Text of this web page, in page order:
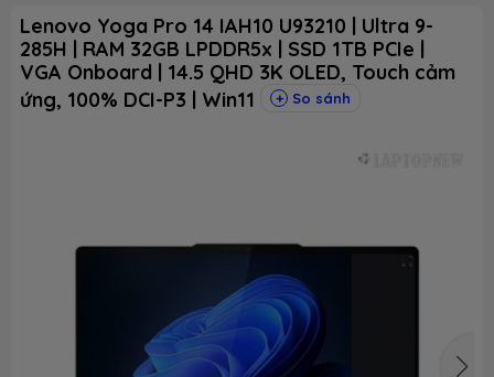
Lenovo Yoga Pro 14 IAH10 U93210 | Ultra 9-
285H | RAM 32GB LPDDR5x | SSD 1TB PCIe |
VGA Onboard | 14.5 QHD 3K OLED, Touch cảm
ứng, 100% DCI-P3 | Win11
So sánh